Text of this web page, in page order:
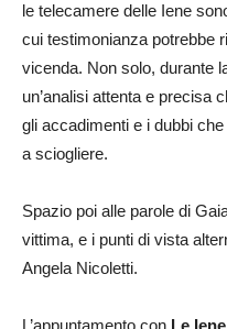
le telecamere delle Iene
cui testimonianza potrebbe
vicenda. Non solo, durante
un’analisi attenta e precisa
gli accadimenti e i dubbi
a sciogliere.
Spazio poi alle parole di
vittima, e i punti di vista
Angela Nicoletti.
L’appuntamento con Le